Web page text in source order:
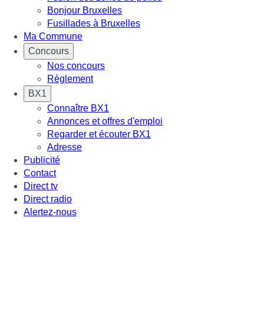
Bonjour Bruxelles
Fusillades à Bruxelles
Ma Commune
Concours
Nos concours
Règlement
BX1
Connaître BX1
Annonces et offres d'emploi
Regarder et écouter BX1
Adresse
Publicité
Contact
Direct tv
Direct radio
Alertez-nous